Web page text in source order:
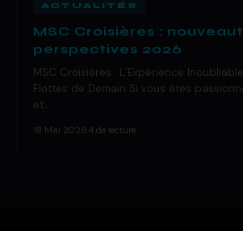
ACTUALITÉS
MSC Croisières :
perspectives 2026
MSC Croisières : L’Expérience
Flottes de Demain Si vous êtes
et…
18 Mai 2026 4 de lecture